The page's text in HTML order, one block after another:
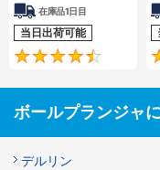
在庫品1日目
当日出荷可能
ボールプランジャ
デルリン